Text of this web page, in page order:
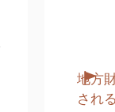
地方
され